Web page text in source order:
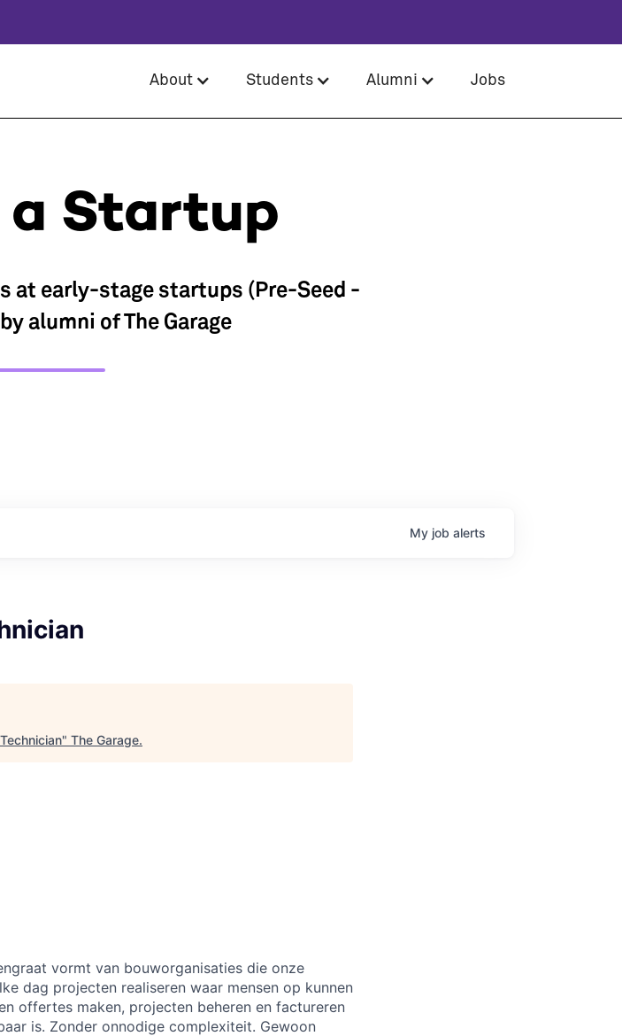
About Students Alumni Jobs
Startup
at early-stage startups (Pre-Seed -
alumni of The Garage
My job alerts
" The Garage.
vormt van bouworganisaties die onze
dag projecten realiseren waar mensen op kunnen
offertes maken, projecten beheren en factureren
is. Zonder onnodige complexiteit. Gewoon